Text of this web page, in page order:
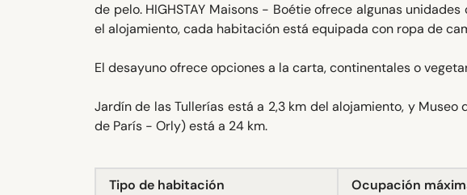
de pelo. HIGHSTAY Maisons - Boétie ofrece algunas
el alojamiento, cada habitación está equipada con ropa de
El desayuno ofrece opciones a la carta, continentales o
Jardín de las Tullerías está a 2,3 km del alojamiento, y
de París - Orly) está a 24 km.
Tipo de habitación Ocupación